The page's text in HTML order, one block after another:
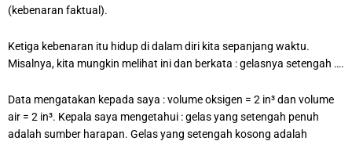
(kebenaran faktual).
Ketiga kebenaran itu hidup di dalam diri kita sepanjang waktu.
Misalnya, kita mungkin melihat ini dan berkata : gelasnya setengah ….
Data mengatakan kepada saya : volume oksigen = 2 in³ dan volume
air = 2 in³. Kepala saya mengetahui : gelas yang setengah penuh
adalah sumber harapan. Gelas yang setengah kosong adalah